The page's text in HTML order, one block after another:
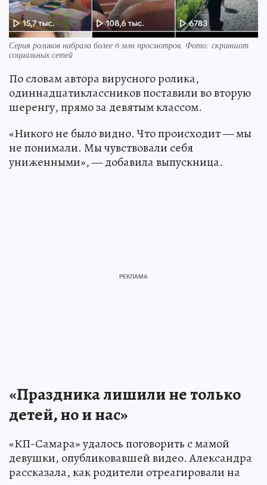
Серия роликов набрала более 6 млн просмотров. Фото: скриншот
социальных сетей
По словам автора вирусного ролика,
одиннадцатиклассников поставили во вторую
шеренгу, прямо за девятым классом.
«Никого не было видно. Что происходит — мы
не понимали. Мы чувствовали себя
униженными», — добавила выпускница.
«Праздника лишили не только
детей, но и нас»
«КП-Самара» удалось поговорить с мамой
девушки, опубликовавшей видео. Александра
рассказала, как родители отреагировали на